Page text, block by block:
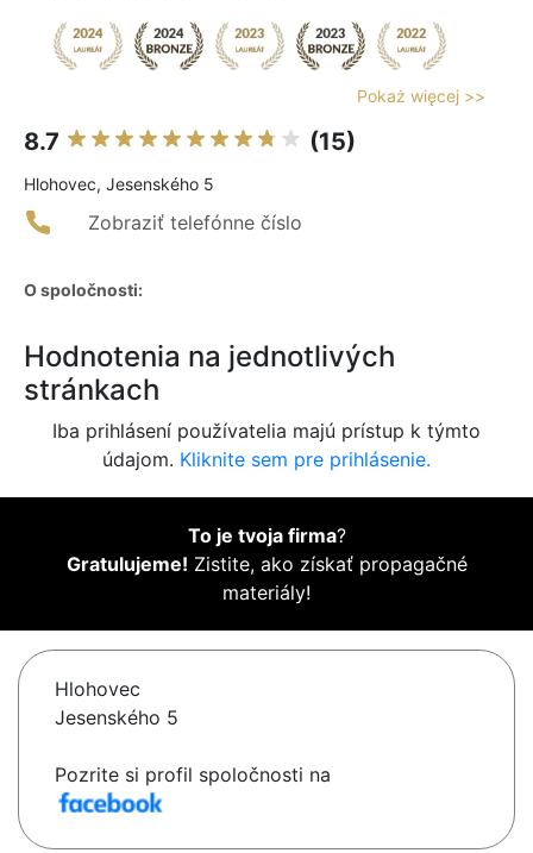
Pokaż więcej >>
8.7 (15)
Hlohovec, Jesenského 5
Zobraziť telefónne číslo
O spoločnosti:
Hodnotenia na jednotlivých
stránkach
Iba prihlásení používatelia majú prístup k týmto
údajom. Kliknite sem pre prihlásenie.
To je tvoja firma?
Gratulujeme! Zistite, ako získať propagačné
materiály!
Hlohovec
Jesenského 5
Pozrite si profil spoločnosti na